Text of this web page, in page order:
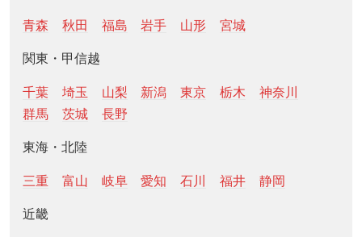
青森 秋田 福島 岩手 山形 宮城
関東・甲信越
千葉 埼玉 山梨 新潟 東京 栃木
神奈川
群馬
茨城 長野
東海・北陸
三重 富山 岐阜 愛知 石川 福井 静岡
近畿